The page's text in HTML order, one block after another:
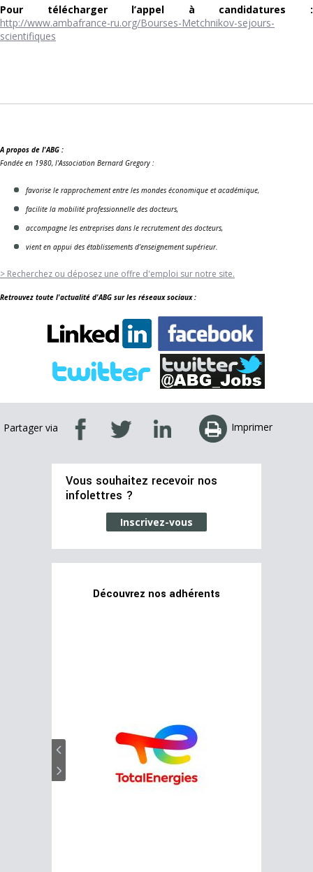
Pour télécharger l’appel à candidatures :
http://www.ambafrance-ru.org/Bourses-Metchnikov-sejours-
scientifiques
A propos de l'ABG :
Fondée en 1980, l'Association Bernard Gregory :
favorise le rapprochement entre les mondes économique et académique,
facilite la mobilité professionnelle des docteurs,
accompagne les entreprises dans le recrutement des docteurs,
vient en appui des établissements d’enseignement supérieur.
> Recherchez ou déposez une offre d'emploi sur notre site.
Retrouvez toute l'actualité d'ABG sur les réseaux sociaux :
Partager via Imprimer
Vous souhaitez recevoir nos
infolettres ?
Inscrivez-vous
Découvrez nos adhérents